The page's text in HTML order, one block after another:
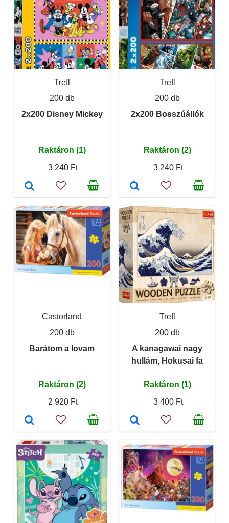
Trefl
200 db
2x200 Disney Mickey
Raktáron (1)
3 240 Ft
Trefl
200 db
2x200 Bosszúállók
Raktáron (2)
3 240 Ft
Castorland
200 db
Barátom a lovam
Raktáron (2)
2 920 Ft
Trefl
200 db
A kanagawai nagy
hullám, Hokusai fa
Raktáron (1)
3 400 Ft